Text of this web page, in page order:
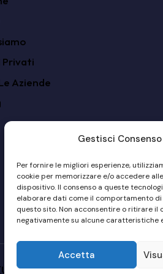
Gestisci
Per fornire le migliori esperienze,
cookie per memorizzare e/o accedere
dispositivo. Il consenso a queste
elaborare dati come il comportamento di
questo sito. Non acconsentire o ritirare il
negativamente su alcune caratteristiche
Accetta
Privati
Aziende
Privacy Policy